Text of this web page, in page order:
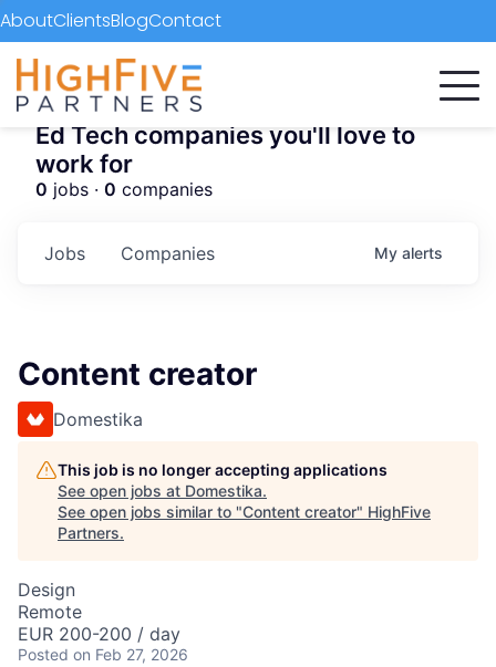
AboutClientsBlogContact
Ed Tech companies you'll love to
work for
0 jobs · 0 companies
Jobs Companies My alerts
Content creator
Domestika
This job is no longer accepting applications
See open jobs at Domestika.
See open jobs similar to "Content creator" HighFive
Partners.
Design
Remote
EUR 200-200 / day
Posted on Feb 27, 2026